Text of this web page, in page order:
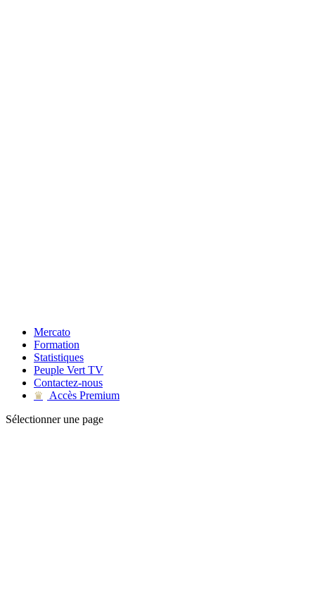
Mercato
Formation
Statistiques
Peuple Vert TV
Contactez-nous
♛
Accès Premium
Sélectionner une page